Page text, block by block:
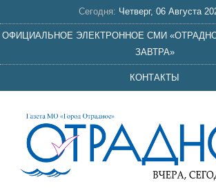
Сегодня: Четверг, 06 Августа
ОФИЦИАЛЬНОЕ ЭЛЕКТРОННОЕ СМИ
ЗАВТРА»
КОНТАКТЫ